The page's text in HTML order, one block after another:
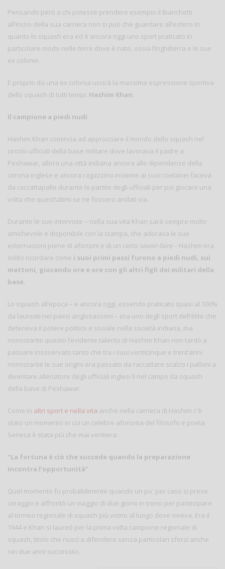
Pensando però a chi potesse prendere esempio il Bianchetti
all’inizio della sua carriera non si può che guardare all’estero in
quanto lo squash era ed è ancora oggi uno sport praticato in
particolare modo nelle terre dove è nato, ossia l’Inghilterra e le sue
ex colonie.
E proprio da una ex colonia uscirà la massima espressione sportiva
dello squash di tutti tempi: Hashim Khan.
Il campione a piedi nudi
Hashim Khan comincia ad approcciare il mondo dello squash nel
circolo ufficiali della base militare dove lavorava il padre a
Peshawar, allora una città indiana ancora alle dipendenze della
corona inglese e ancora ragazzino insieme ai suoi coetanei faceva
da raccattapalle durante le partite degli ufficiali per poi giocare una
volta che quest’ultimi se ne fossero andati via.
Durante le sue interviste – nella sua vita Khan sarà sempre molto
amichevole e disponibile con la stampa, che adorava le sue
esternazioni piene di aforismi e di un certo savoir-faire– Hashim era
solito ricordare come i suoi primi passi furono a piedi nudi, sui
mattoni, giocando ore e ore con gli altri figli dei militari della
base.
Lo squash all’epoca – e ancora oggi, essendo praticato quasi al 100%
da laureati nei paesi anglosassoni – era uno degli sport dell’élite che
deteneva il potere politico e sociale nella società indiana, ma
nonostante questo l’evidente talento di Hashim Khan non tardò a
passare inosservato tanto che tra i suoi venticinque e trent’anni
nonostante le sue origini era passato da raccattare scalzo i palloni a
diventare allenatore degli ufficiali inglesi lì nel campo da squash
della base di Peshawar.
Come in altri sport e nella vita anche nella carriera di Hashim c'è
stato un momento in cui un celebre aforisma del filosofo e poeta
Seneca è stata più che mai veritiera:
“La fortuna è ciò che succede quando la preparazione
incontra l’opportunità”
Quel momento fu probabilmente quando un po' per caso si prese
coraggio e affrontò un viaggio di due giorni in treno per partecipare
al torneo regionale di squash più vicino al luogo dove viveva. Era il
1944 e Khan si laureò per la prima volta campione regionale di
squash, titolo che riuscì a difendere senza particolari sforzi anche
nei due anni successivi.